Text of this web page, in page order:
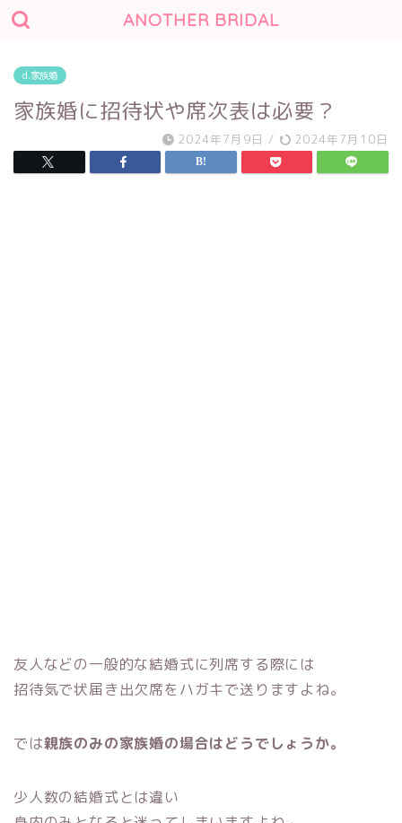
ANOTHER BRIDAL
d.家族婚
家族婚に招待状や席次表は必要？
2024年7月9日 / 2024年7月10日
友人などの一般的な結婚式に列席する際には
招待気で状届き出欠席をハガキで送りますよね。
では親族のみの家族婚の場合はどうでしょうか。
少人数の結婚式とは違い